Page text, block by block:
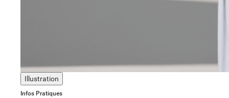
Illustration
Infos Pratiques